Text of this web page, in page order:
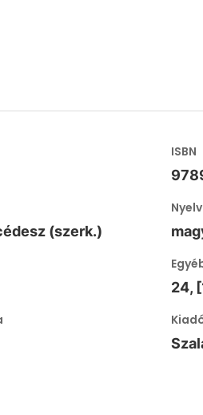
ISBN
(szerk.)
Nyelv
24,